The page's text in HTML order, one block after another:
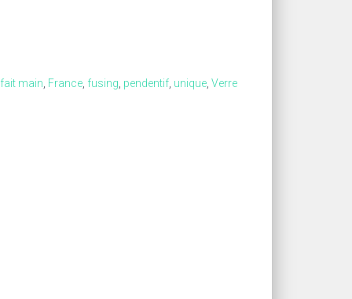
fait main France fusing pendentif unique Verre